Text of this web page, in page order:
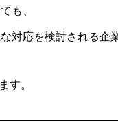
も、
対応を検討される企
す。